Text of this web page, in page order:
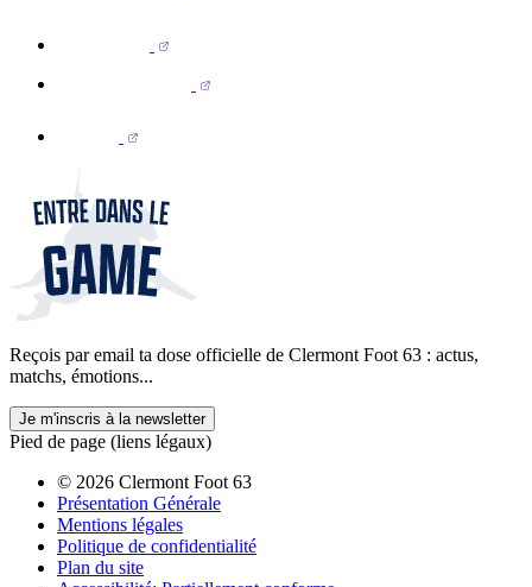
Reçois par email ta dose officielle de Clermont Foot 63 : actus,
matchs, émotions...
Je m'inscris à la newsletter
Pied de page (liens légaux)
© 2026 Clermont Foot 63
Présentation Générale
Mentions légales
Politique de confidentialité
Plan du site